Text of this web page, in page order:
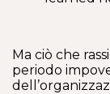
Ma ciò che
periodo